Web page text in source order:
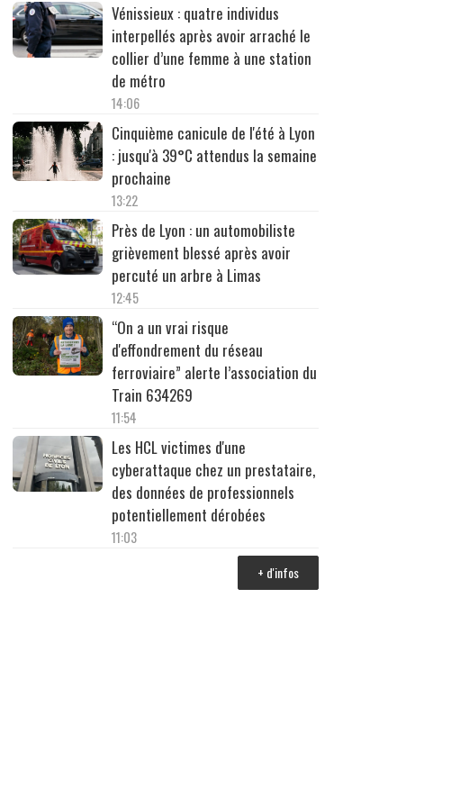
Vénissieux : quatre individus
interpellés après avoir arraché le
collier d’une femme à une station
de métro
14:06
Cinquième canicule de l'été à Lyon
: jusqu'à 39°C attendus la semaine
prochaine
13:22
Près de Lyon : un automobiliste
grièvement blessé après avoir
percuté un arbre à Limas
12:45
“On a un vrai risque
d'effondrement du réseau
ferroviaire” alerte l’association du
Train 634269
11:54
Les HCL victimes d'une
cyberattaque chez un prestataire,
des données de professionnels
potentiellement dérobées
11:03
+ d'infos